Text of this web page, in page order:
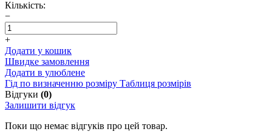
Кількість:
−
+
Додати у кошик
Швидке замовлення
Додати в улюблене
Гід по визначенню розміру Таблиця розмірів
Відгуки (0)
Залишити відгук
Поки що немає відгуків про цей товар.